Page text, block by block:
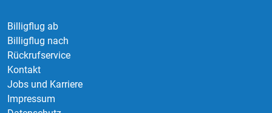
Billigflug ab
Billigflug nach
Rückrufservice
Kontakt
Jobs und Karriere
Impressum